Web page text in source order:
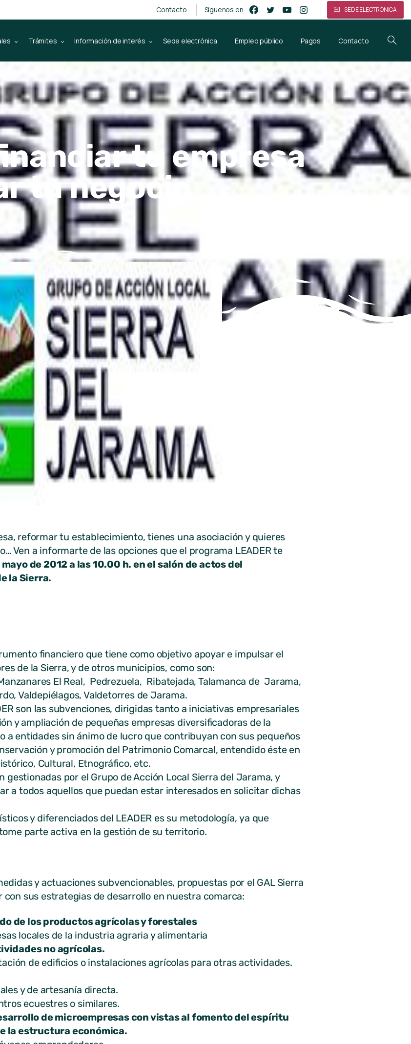
Contacto Síguenos en SEDE ELECTRÓNICA
Trámites Información de interés Sede electrónica Empleo público Pagos Contacto
tu empresa
tu negocio
reformar tu establecimiento, tienes una asociación y quieres
Ven a informarte de las opciones que el programa LEADER te
mayo de 2012 a las 10.00 h. en el salón de actos del
la Sierra.
financiero que tiene como objetivo apoyar e impulsar el
de la Sierra, y de otros municipios, como son:
El Real, Pedrezuela, Ribatejada, Talamanca de Jarama,
Valdepiélagos, Valdetorres de Jarama.
son las subvenciones, dirigidas tanto a iniciativas empresariales
y ampliación de pequeñas empresas diversificadoras de la
a entidades sin ánimo de lucro que contribuyan con sus pequeños
y promoción del Patrimonio Comarcal, entendido éste en
Cultural, Etnográfico, etc.
gestionadas por el Grupo de Acción Local Sierra del Jarama, y
a todos aquellos que puedan estar interesados en solicitar dichas
y diferenciados del LEADER es su metodología, ya que
parte activa en la gestión de su territorio.
y actuaciones subvencionables, propuestas por el GAL Sierra
sus estrategias de desarrollo en nuestra comarca:
de los productos agrícolas y forestales
locales de la industria agraria y alimentaria
no agrícolas.
de edificios o instalaciones agrícolas para otras actividades.
y de artesanía directa.
ecuestres o similares.
de microempresas con vistas al fomento del espíritu
la estructura económica.